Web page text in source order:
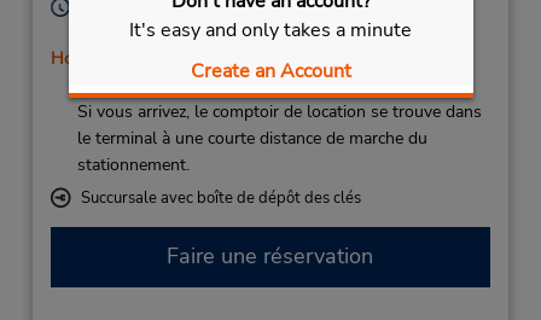
It's easy and only takes a minute
Create an Account
Heures d'exploitation :
Sun - Sat 7:00 AM - 11:00 PM
Holiday Hours
Si vous arrivez, le comptoir de location se trouve dans
le terminal à une courte distance de marche du
stationnement.
Succursale avec boîte de dépôt des clés
Faire une réservation